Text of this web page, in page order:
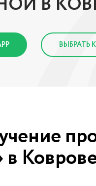
ВЫБРАТЬ
в